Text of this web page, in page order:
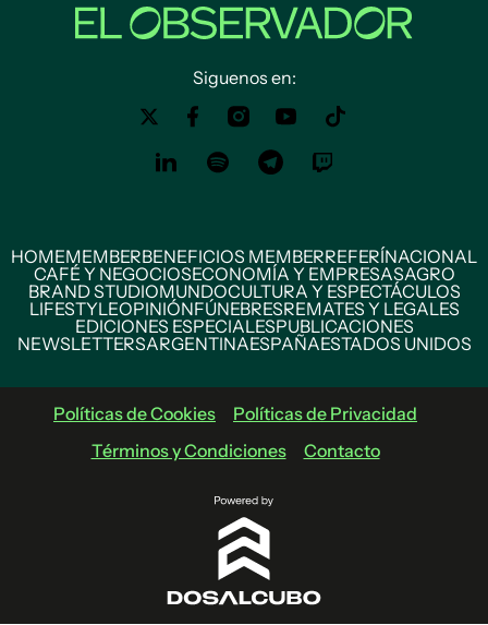
Siguenos en:
HOMEMEMBERBENEFICIOS MEMBERREFERÍNACIONAL
CAFÉ Y NEGOCIOSECONOMÍA Y EMPRESASAGRO
BRAND STUDIOMUNDOCULTURA Y ESPECTÁCULOS
LIFESTYLEOPINIÓNFÚNEBRESREMATES Y LEGALES
EDICIONES ESPECIALESPUBLICACIONES
NEWSLETTERSARGENTINAESPAÑAESTADOS UNIDOS
Políticas de Cookies
Políticas de Privacidad
Términos y Condiciones
Contacto